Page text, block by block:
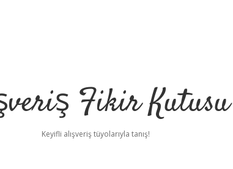
Fikir Kutusu
Keyifli alışveriş tüyolarıyla tanış!